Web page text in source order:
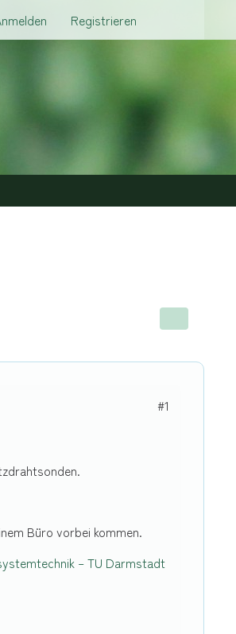
Registrieren
#1
Büro vorbei kommen.
– TU Darmstadt